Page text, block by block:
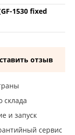
1530 fixed
отзыв
склада
и запуск
сервис